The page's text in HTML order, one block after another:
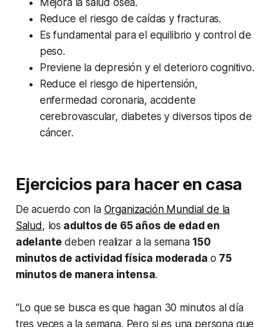
Reduce el riesgo de caídas y fracturas.
Es fundamental para el equilibrio y control de
peso.
Previene la depresión y el deterioro cognitivo.
Reduce el riesgo de hipertensión,
enfermedad coronaria, accidente
cerebrovascular, diabetes y diversos tipos de
cáncer.
Ejercicios para hacer en casa
De acuerdo con la Organización Mundial de la
Salud, los adultos de 65 años de edad en
adelante deben realizar a la semana150
minutos de actividad física moderada o 75
minutos de manera intensa.
“Lo que se busca es que hagan 30 minutos al día
tres veces a la semana. Pero si es una persona que